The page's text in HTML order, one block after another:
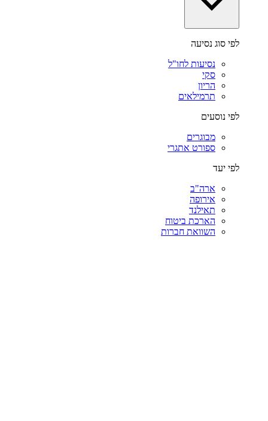
לפי סוג נסיעה
נסיעות לחו"ל
סקי
הריון
תרמילאים
לפי נוסעים
מבוגרים
ספורט אתגרי
לפי יעד
ארה"ב
אירופה
תאילנד
הארכת ביטוח
השוואת חברות